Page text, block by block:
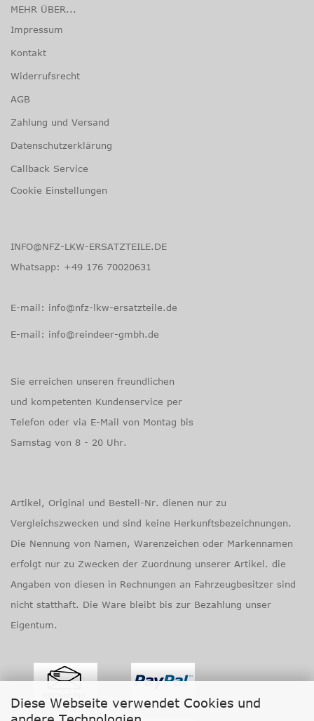
Diese Webseite verwendet Cookies und
MEHR ÜBER...
Impressum
Kontakt
Widerrufsrecht
AGB
Zahlung und Versand
Datenschutzerklärung
Callback Service
Cookie Einstellungen
INFO@NFZ-LKW-ERSATZTEILE.DE
Whatsapp: +49 176 70020631
E-mail: info@nfz-lkw-ersatzteile.de
E-mail: info@reindeer-gmbh.de
Sie erreichen unseren freundlichen
und kompetenten Kunden­service per
Tele­fon oder via E-Mail von Mon­tag bis
Samstag von 8 - 20 Uhr.
Artikel, Original und Bestell-Nr. dienen nur zu
Vergleichszwecken und sind keine Herkunftsbezeichnungen.
Die Nennung von Namen, Warenzeichen oder Markennamen
erfolgt nur zu Zwecken der Zuordnung unserer Artikel. die
Angaben von diesen in Rechnungen an Fahrzeugbesitzer sind
nicht statthaft. Die Ware bleibt bis zur Bezahlung unser
Eigentum.